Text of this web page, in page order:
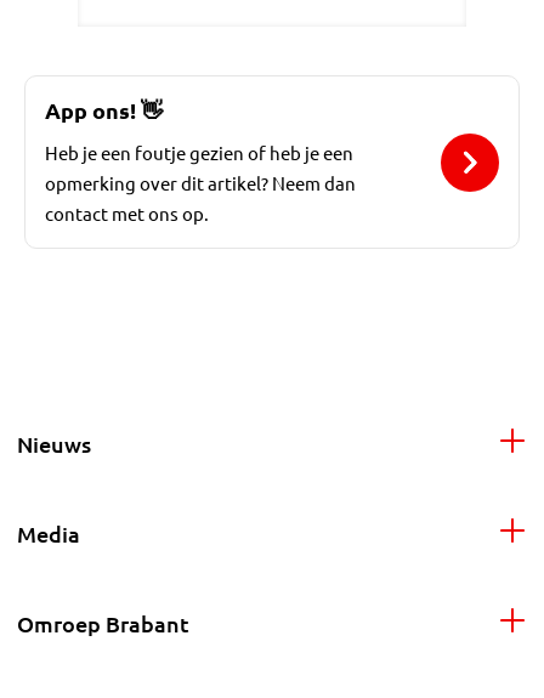
App ons!👋
Heb je een foutje gezien of heb je een
opmerking over dit artikel? Neem dan
contact met ons op.
Nieuws
Media
Omroep Brabant